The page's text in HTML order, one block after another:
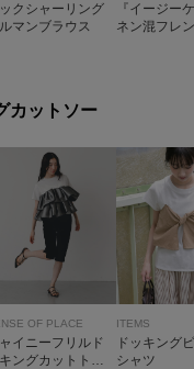
クシャーリング
ルマンブラウス
『イージー
ネン混フレ
カットソー
OF PLACE
イニーフリルド
ングカットトッ
ITEMS
ドッキング
シャツ